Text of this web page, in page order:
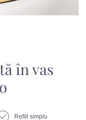
în vas
Refill simplu